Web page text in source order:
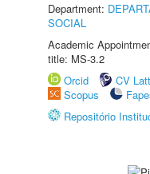
Department:
SOCIAL
Academic
title: MS-3.2
Orcid
CV
Scopus
Repositório